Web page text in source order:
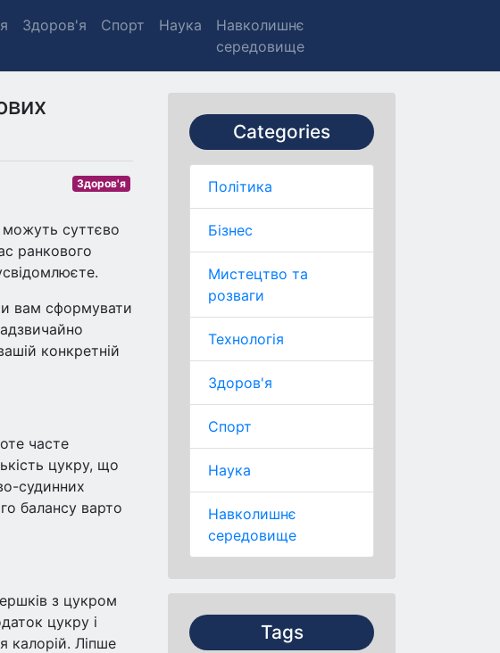
Здоров'я Спорт Наука
Навколишнє
середовище
Categories
Політика
Бізнес
Мистецтво та
розваги
Технологія
Здоров'я
Спорт
Наука
Навколишнє
середовище
Tags
Здоров'я
суттєво
ранкового
вам сформувати
конкретній
часте
цукру, що
судинних
балансу варто
з цукром
цукру і
калорій. Ліпше